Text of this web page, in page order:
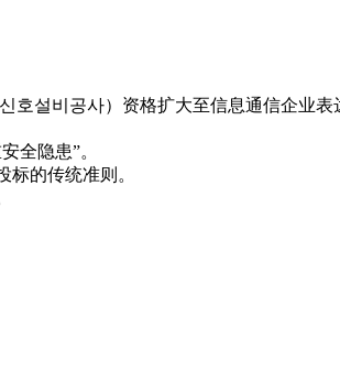
호설비공사）资格扩大至信息通信企业
全隐患”。
的传统准则。